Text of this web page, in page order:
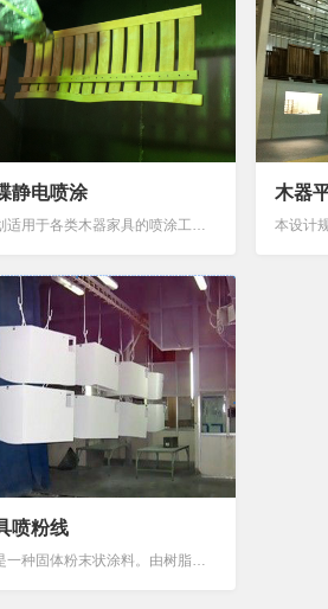
静电喷涂
本设计规划适用于各类木器家具的喷涂工艺，具有以下优势高效利用产地，降低运输能耗一次设计、满足纲领。满足产品质量及工艺要求。平面合理布置、方便组织生产及维护的需要。设计做到“安全生产、文明生产”的原则，满足国家有关技术安全规定。满足环保、卫生...
木器
喷粉线
表面涂料是一种固体粉末状涂料。由树脂及其它天然助剂混合而成，不含任何有机溶剂、重金属及其他有害物质。健康环保的表面喷涂工艺，安全的物料，使得在喷涂过程以及使用过程中不会有挥发性气体及有毒有害气体的释放，一次性喷涂及无缝特性进一步锁住了中纤板...